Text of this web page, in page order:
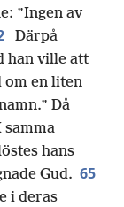
”Ingen av
Därpå
han ville att
om en liten
Då
samma
hans
Gud. 65
i deras